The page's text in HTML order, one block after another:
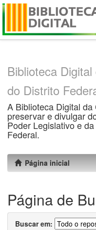
Skip
Biblioteca
do Distrito
A Biblioteca Digital
preservar e divulgar
Poder Legislativo e
Federal.
Página inicial
Página de
Buscar em: